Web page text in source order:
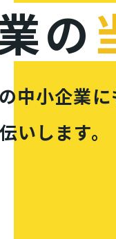
の
中小企業に
いします。